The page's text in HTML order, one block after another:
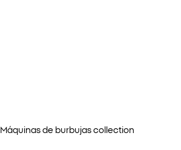
Máquinas de burbujascollection